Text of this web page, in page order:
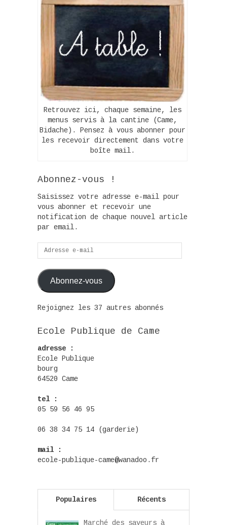
Retrouvez ici, chaque semaine, les
menus servis à la cantine (Came,
Bidache). Pensez à vous abonner pour
les recevoir directement dans votre
boîte mail.
Abonnez-vous !
Saisissez votre adresse e-mail pour
vous abonner et recevoir une
notification de chaque nouvel article
par email.
Adresse
e-
mail
Abonnez-vous
Rejoignez les 37 autres abonnés
Ecole Publique de Came
adresse :
Ecole Publique
bourg
64520 Came
tel :
05 59 56 46 95
06 38 34 75 14 (garderie)
mail :
ecole-publique-came@wanadoo.fr
Populaires Récents
Marché des saveurs à